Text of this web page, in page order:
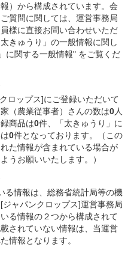
）から構成されています。会
質問に関しては、運営事務局
様に直接お問い合わせいただ
きゅうり」の一般情報に関し
に関する一般情報" をご覧くだ
ロップス]にご登録いただいて
（農業従事者）さんの数は0人
商品は0件、「太きゅうり」に
0件となっております。（この
た情報が含まれている場合が
うお願いいたします。）
る情報は、総務省統計局等の機
ャパンクロップス]運営事務局
る情報の２つから構成されて
されていない情報は、当運営
情報となります。